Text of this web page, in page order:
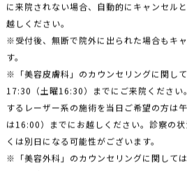
に来院されない場合、自動的にキャンセル
越しください。
※受付後、無断で院外に出られた場合もキ
す。
※「美容皮膚科」のカウンセリングに関し
17:30（土曜16:30）までにご来院ください
するレーザー系の施術を当日ご希望の方は
は16:00）までにお越しください。診察の状
くは別日になる可能性がございます。
※「美容外科」のカウンセリングに関して